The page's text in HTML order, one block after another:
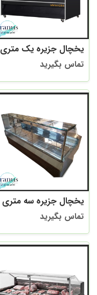
یخچال جزیره یک متری
تماس بگیرید
یخچال جزیره سه متری
تماس بگیرید